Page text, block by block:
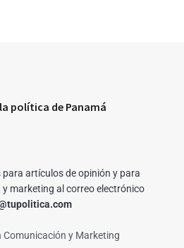
política de Panamá
artículos de opinión y para
marketing al correo electrónico
Comunicación y Marketing